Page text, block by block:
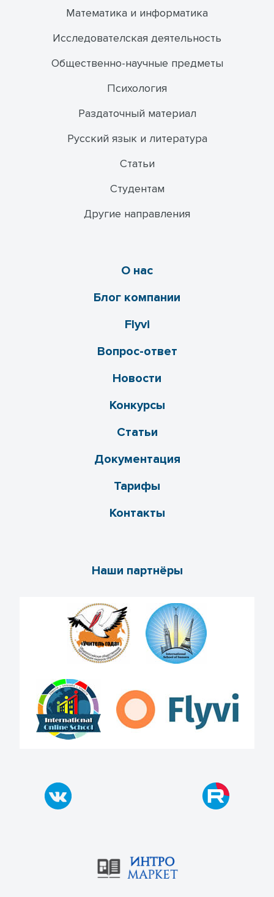
Математика и информатика
Исследователская деятельность
Общественно-научные предметы
Психология
Раздаточный материал
Русский язык и литература
Статьи
Студентам
Другие направления
О нас
Блог компании
Flyvi
Вопрос-ответ
Новости
Конкурсы
Статьи
Документация
Тарифы
Контакты
Наши партнёры